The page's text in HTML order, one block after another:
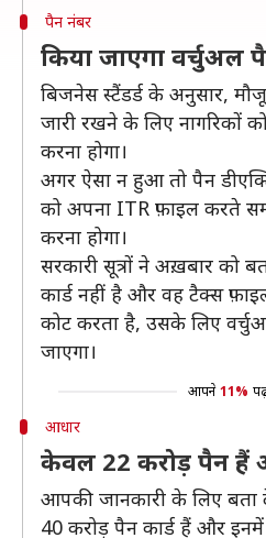
पैन नंबर
किया जाएगा वर्चुअल
बिजनेस स्टैंडर्ड के अनुसार,
जारी रखने के लिए नागरिकों
करना होगा।
अगर ऐसा न हुआ तो पैन
को अपना ITR फ़ाइल करते
करना होगा।
सरकारी सूत्रों ने अख़बार को
कार्ड नहीं है और वह टैक्स
कोट करता है, उसके लिए
जाएगा।
आपने 11%
आधार
केवल 22 करोड़ पैन हैं
आपकी जानकारी के लिए बता
40 करोड़ पैन कार्ड हैं और